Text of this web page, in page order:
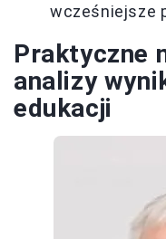
wcześniejsze
Praktyczne
analizy
edukacji